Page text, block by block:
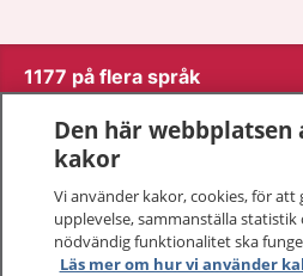
1177 på flera språk
Om 1177
Kontakt
Den här webbplatsen
kakor
Vi använder kakor, cookies, för att
upplevelse, sammanställa statistik
nödvändig funktionalitet ska
Läs mer om hur vi använder